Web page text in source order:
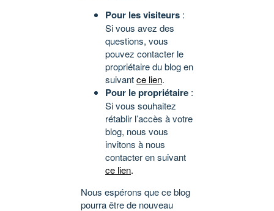
Pour les visiteurs :
Si vous avez des
questions, vous
pouvez contacter le
propriétaire du blog en
suivantce lien.
Pour le propriétaire :
Si vous souhaitez
rétablir l’accès à votre
blog, nous vous
invitons à nous
contacter en suivant
ce lien.
Nous espérons que ce blog
pourra être de nouveau